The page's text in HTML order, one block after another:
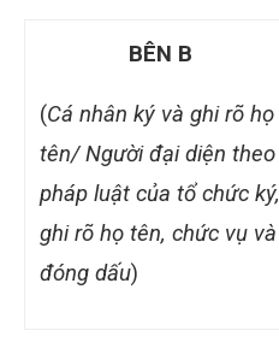
BÊN B
(Cá nhân ký và ghi rõ họ
tên/ Người đại diện theo
pháp luật của tổ chức ký,
ghi rõ họ tên, chức vụ và
đóng dấu)